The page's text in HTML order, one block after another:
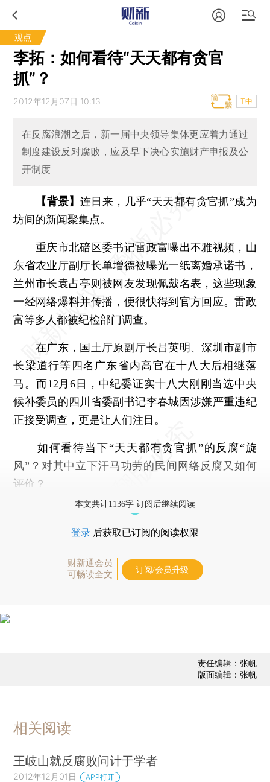
观点
李拓：如何看待“天天都有贪官
抓”？
2012年12月07日 10:13 T中
在反腐浪潮之后，新一届中央领导集体更应着力通过
制度建设反对腐败，应及早下决心实施财产申报及公
开制度
【背景】 连日来，几乎“天天都有贪官抓”成为
坊间的新闻聚集点。
重庆市北碚区委书记雷政富曝出不雅视频，山
东省农业厅副厅长单增德被曝光一纸离婚承诺书，
兰州市长袁占亭则被网友发现佩戴名表，这些现象
一经网络爆料并传播，便很快得到官方回应。雷政
富等多人都被纪检部门调查。
在广东，国土厅原副厅长吕英明、深圳市副市
长梁道行等四名广东省内高官在十八大后相继落
马。而12月6日，中纪委证实十八大刚刚当选中央
候补委员的四川省委副书记李春城因涉嫌严重违纪
正接受调查，更是让人们注目。
如何看待当下“天天都有贪官抓”的反腐“旋
风”？对其中立下汗马功劳的民间网络反腐又如何
评价？
本文共计1136字 订阅后继续阅读
登录 后获取已订阅的阅读权限
财新通会员
可畅读全文
订阅/会员升级
责任编辑：张帆
版面编辑：张帆
相关阅读
王岐山就反腐败问计于学者
2012年12月01日 APP打开